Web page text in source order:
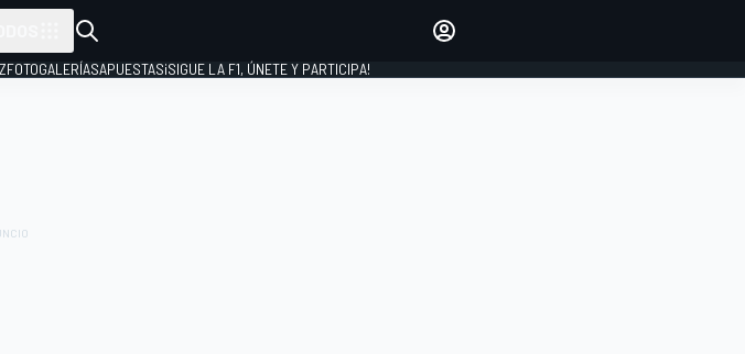
FOTOGALERÍASAPUESTAS¡SIGUE LA F1, ÚNETE Y PARTICIPA!